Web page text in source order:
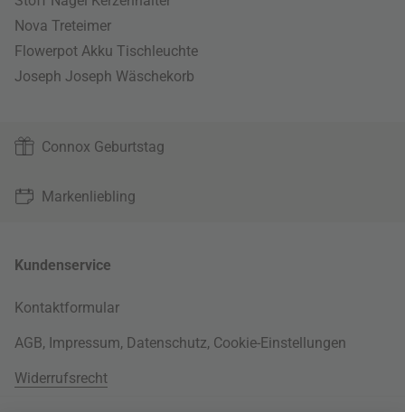
Nova Treteimer
Flowerpot Akku Tischleuchte
Joseph Joseph Wäschekorb
Connox Geburtstag
Markenliebling
Kundenservice
Kontaktformular
AGB, Impressum, Datenschutz, Cookie-Einstellungen
Widerrufsrecht